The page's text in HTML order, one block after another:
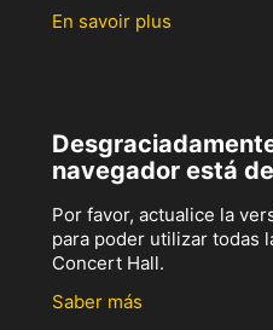
En savoir plus
navegador está
Por favor, actualice la
para poder utilizar todas
Concert Hall.
Saber más